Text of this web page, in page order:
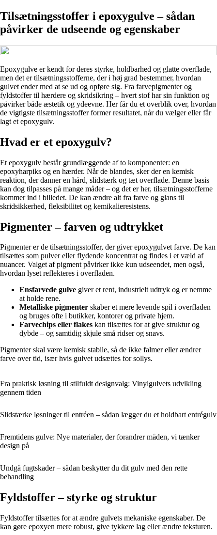
Tilsætningsstoffer i epoxygulve – sådan
påvirker de udseende og egenskaber
Epoxygulve er kendt for deres styrke, holdbarhed og glatte overflade,
men det er tilsætningsstofferne, der i høj grad bestemmer, hvordan
gulvet ender med at se ud og opføre sig. Fra farvepigmenter og
fyldstoffer til hærdere og skridsikring – hvert stof har sin funktion og
påvirker både æstetik og ydeevne. Her får du et overblik over, hvordan
de vigtigste tilsætningsstoffer former resultatet, når du vælger eller får
lagt et epoxygulv.
Hvad er et epoxygulv?
Et epoxygulv består grundlæggende af to komponenter: en
epoxyharpiks og en hærder. Når de blandes, sker der en kemisk
reaktion, der danner en hård, slidstærk og tæt overflade. Denne basis
kan dog tilpasses på mange måder – og det er her, tilsætningsstofferne
kommer ind i billedet. De kan ændre alt fra farve og glans til
skridsikkerhed, fleksibilitet og kemikalieresistens.
Pigmenter – farven og udtrykket
Pigmenter er de tilsætningsstoffer, der giver epoxygulvet farve. De kan
tilsættes som pulver eller flydende koncentrat og findes i et væld af
nuancer. Valget af pigment påvirker ikke kun udseendet, men også,
hvordan lyset reflekteres i overfladen.
Ensfarvede gulve giver et rent, industrielt udtryk og er nemme
at holde rene.
Metalliske pigmenter skaber et mere levende spil i overfladen
og bruges ofte i butikker, kontorer og private hjem.
Farvechips eller flakes kan tilsættes for at give struktur og
dybde – og samtidig skjule små ridser og snavs.
Pigmenter skal være kemisk stabile, så de ikke falmer eller ændrer
farve over tid, især hvis gulvet udsættes for sollys.
Fra praktisk løsning til stilfuldt designvalg: Vinylgulvets udvikling
gennem tiden
Slidstærke løsninger til entréen – sådan lægger du et holdbart entrégulv
Fremtidens gulve: Nye materialer, der forandrer måden, vi tænker
design på
Undgå fugtskader – sådan beskytter du dit gulv med den rette
behandling
Fyldstoffer – styrke og struktur
Fyldstoffer tilsættes for at ændre gulvets mekaniske egenskaber. De
kan gøre epoxyen mere robust, give tykkere lag eller ændre teksturen.